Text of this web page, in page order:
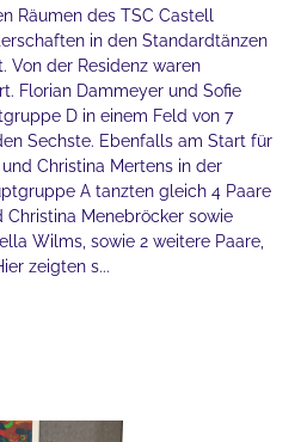
Räumen des TSC Castell
in den Standardtänzen
Von der Residenz waren
Florian Dammeyer und Sofie
D in einem Feld von 7
Sechste. Ebenfalls am Start für
Christina Mertens in der
A tanzten gleich 4 Paare
Christina Menebröcker sowie
Wilms, sowie 2 weitere Paare,
zeigten s...